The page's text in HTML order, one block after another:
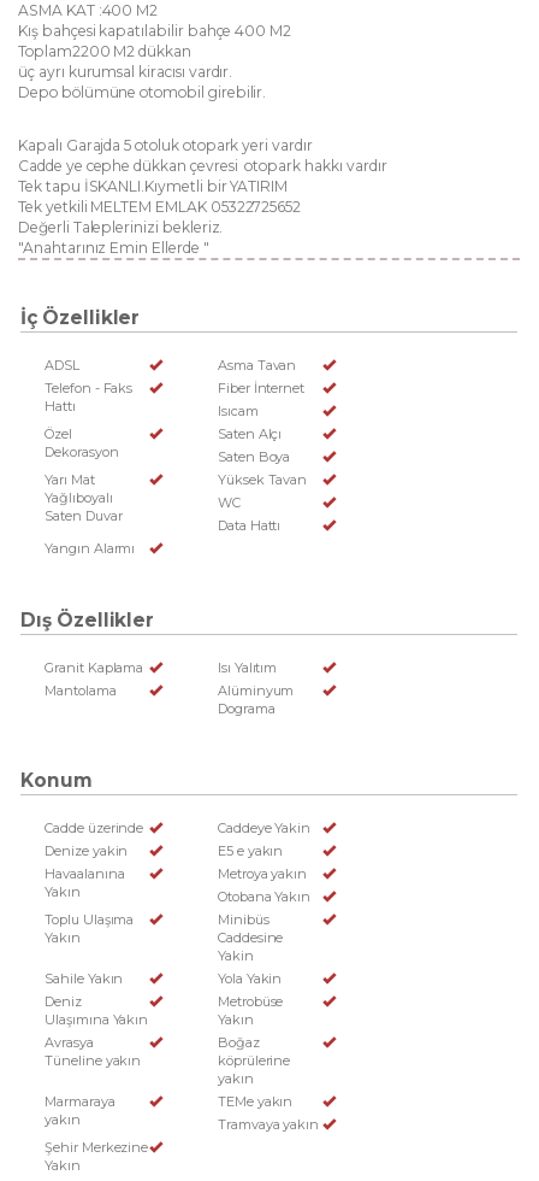
ASMA KAT :400 M2
Kış bahçesi kapatılabilir bahçe 400 M2
Toplam2200 M2 dükkan
üç ayrı kurumsal kiracısı vardır.
Depo bölümüne otomobil girebilir.
Kapalı Garajda 5 otoluk otopark yeri vardır
Cadde ye cephe dükkan çevresi otopark hakkı vardır
Tek tapu İSKANLI.Kıymetli bir YATIRIM
Tek yetkili MELTEM EMLAK 05322725652
Değerli Taleplerinizi bekleriz.
"Anahtarınız Emin Ellerde "
İç Özellikler
ADSL
Asma Tavan
Telefon - Faks
Hattı
Fiber İnternet
Isıcam
Özel
Dekorasyon
Saten Alçı
Saten Boya
Yarı Mat
Yağlıboyalı
Saten Duvar
Yüksek Tavan
WC
Data Hattı
Yangın Alarmı
Dış Özellikler
Granit Kaplama
Isı Yalıtım
Mantolama
Alüminyum
Dograma
Konum
Cadde üzerinde
Caddeye Yakin
Denize yakin
E5 e yakın
Havaalanına
Yakın
Metroya yakın
Otobana Yakın
Toplu Ulaşıma
Yakın
Minibüs
Caddesine
Yakin
Sahile Yakın
Yola Yakin
Deniz
Ulaşımına Yakın
Metrobüse
Yakın
Avrasya
Tüneline yakın
Boğaz
köprülerine
yakın
Marmaraya
yakın
TEMe yakın
Tramvaya yakın
Şehir Merkezine
Yakın